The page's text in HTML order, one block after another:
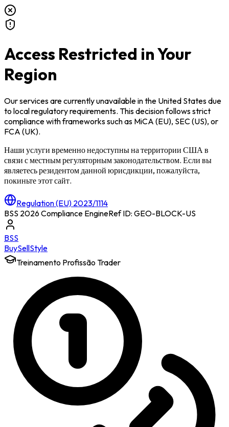
Access Restricted in Your
Region
Our services are currently unavailable inthe United Statesdue
to local regulatory requirements. This decision follows strict
compliance with frameworks such as MiCA (EU), SEC (US), or
FCA (UK).
Наши услуги временно недоступны на территории США в
связи с местным регуляторным законодательством. Если вы
являетесь резидентом данной юрисдикции, пожалуйста,
покиньте этот сайт.
Regulation (EU) 2023/1114
BSS 2026 Compliance EngineRef ID: GEO-BLOCK-US
BSS
BuySellStyle
Treinamento Profissão Trader